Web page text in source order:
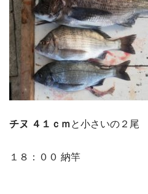
チヌ ４１ｃｍと小さいの２尾
１８：００ 納竿